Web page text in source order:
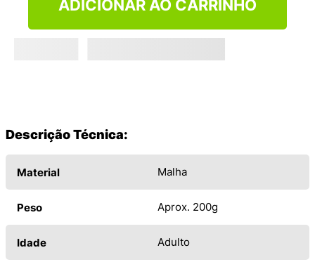
ADICIONAR AO CARRINHO
Descrição Técnica:
Material Malha
Peso Aprox. 200g
Idade Adulto